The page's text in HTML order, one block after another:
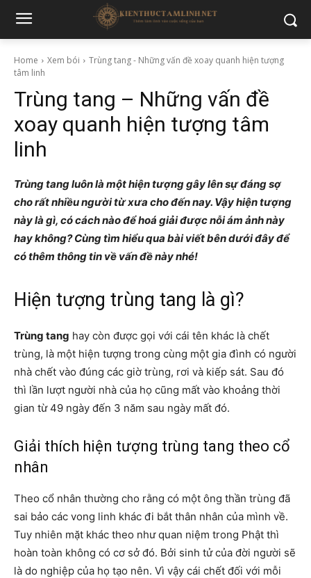
Home Xem bói
Trùng tang - Những vấn đề xoay quanh hiện tượng
tâm linh
Trùng tang – Những vấn đề
xoay quanh hiện tượng tâm
linh
Trùng tang luôn là một hiện tượng gây lên sự đáng sợ
cho rất nhiều người từ xưa cho đến nay. Vậy hiện tượng
này là gì, có cách nào để hoá giải được nỗi ám ảnh này
hay không? Cùng tìm hiểu qua bài viết bên dưới đây để
có thêm thông tin về vấn đề này nhé!
Hiện tượng trùng tang là gì?
Trùng tang hay còn được gọi với cái tên khác là chết
trùng, là một hiện tượng trong cùng một gia đình có người
nhà chết vào đúng các giờ trùng, rơi và kiếp sát. Sau đó
thì lần lượt người nhà của họ cũng mất vào khoảng thời
gian từ 49 ngày đến 3 năm sau ngày mất đó.
Giải thích hiện tượng trùng tang theo cổ
nhân
Theo cổ nhân thường cho rằng có một ông thần trùng đã
sai bảo các vong linh khác đi bắt thân nhân của mình về.
Tuy nhiên mặt khác theo như quan niệm trong Phật thì
hoàn toàn không có cơ sở đó. Bởi sinh tử của đời người sẽ
là do nghiệp của họ tạo nên. Vì vậy cái chết đối với mỗi